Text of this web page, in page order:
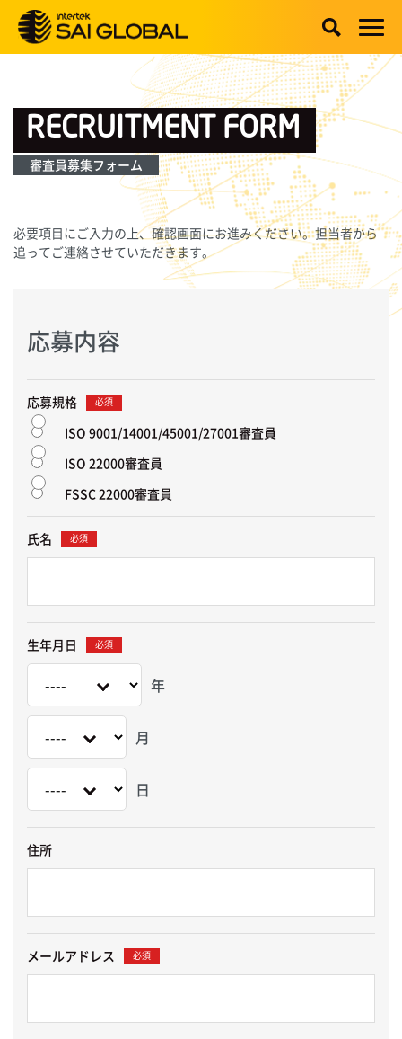
RECRUITMENT FORM
審査員募集フォーム
必要項目にご入力の上、確認画面にお進みください。担当者から
追ってご連絡させていただきます。
応募内容
応募規格 必須
ISO 9001/14001/45001/27001審査員
ISO 22000審査員
FSSC 22000審査員
氏名 必須
生年月日 必須
年
月
日
住所
メールアドレス 必須